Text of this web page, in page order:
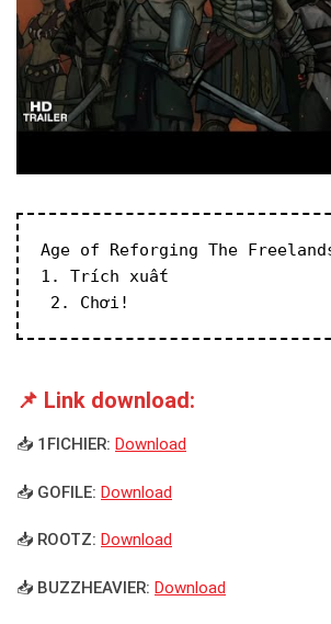
Age of Reforging The
1. Trích xuất
2. Chơi!
📌 Link download:
📥 1FICHIER: Download
📥 GOFILE: Download
📥 ROOTZ: Download
📥 BUZZHEAVIER: Download